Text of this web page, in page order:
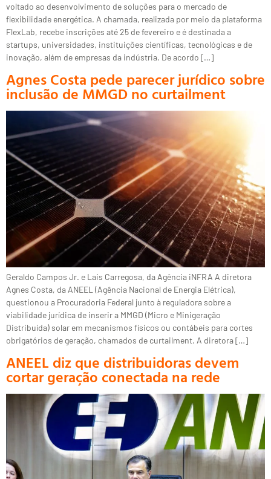
voltado ao desenvolvimento de soluções para o mercado de
flexibilidade energética. A chamada, realizada por meio da plataforma
FlexLab, recebe inscrições até 25 de fevereiro e é destinada a
startups, universidades, instituições científicas, tecnológicas e de
inovação, além de empresas da indústria. De acordo […]
Agnes Costa pede parecer jurídico sobre
inclusão de MMGD no curtailment
Geraldo Campos Jr. e Lais Carregosa, da Agência iNFRA A diretora
Agnes Costa, da ANEEL (Agência Nacional de Energia Elétrica),
questionou a Procuradoria Federal junto à reguladora sobre a
viabilidade jurídica de inserir a MMGD (Micro e Minigeração
Distribuída) solar em mecanismos físicos ou contábeis para cortes
obrigatórios de geração, chamados de curtailment. A diretora […]
ANEEL diz que distribuidoras devem
cortar geração conectada na rede